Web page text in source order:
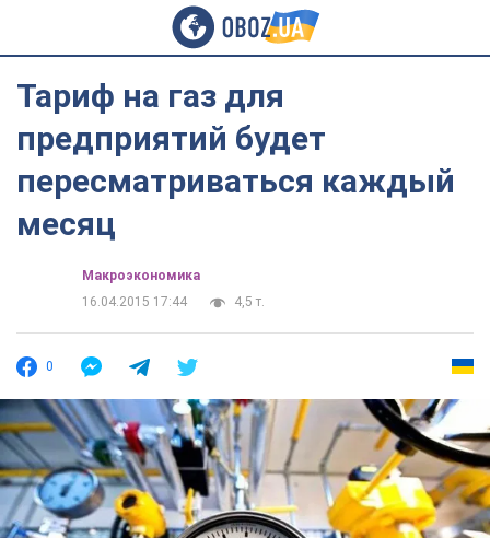
Тариф на газ для
предприятий будет
пересматриваться каждый
месяц
Mакроэкономика
16.04.2015 17:44
4,5 т.
0